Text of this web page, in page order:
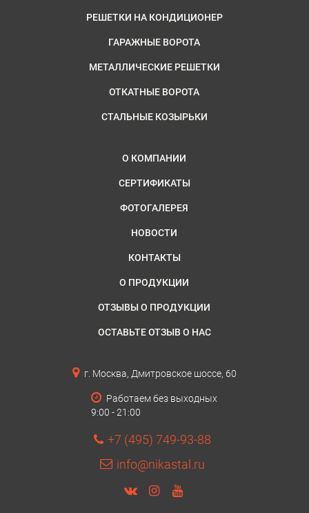
РЕШЕТКИ НА КОНДИЦИОНЕР
ГАРАЖНЫЕ ВОРОТА
МЕТАЛЛИЧЕСКИЕ РЕШЕТКИ
ОТКАТНЫЕ ВОРОТА
СТАЛЬНЫЕ КОЗЫРЬКИ
О КОМПАНИИ
СЕРТИФИКАТЫ
ФОТОГАЛЕРЕЯ
НОВОСТИ
КОНТАКТЫ
О ПРОДУКЦИИ
ОТЗЫВЫ О ПРОДУКЦИИ
ОСТАВЬТЕ ОТЗЫВ О НАС
г. Москва, Дмитровское шоссе, 60
Работаем без выходных
9:00 - 21:00
+7 (495) 749-93-88
info@nikastal.ru